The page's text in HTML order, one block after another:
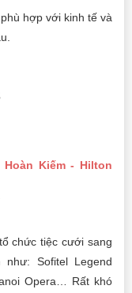
hợp với kinh tế và
Kiếm - Hilton
chức tiệc cưới sang
Sofitel Legend
Opera… Rất khó